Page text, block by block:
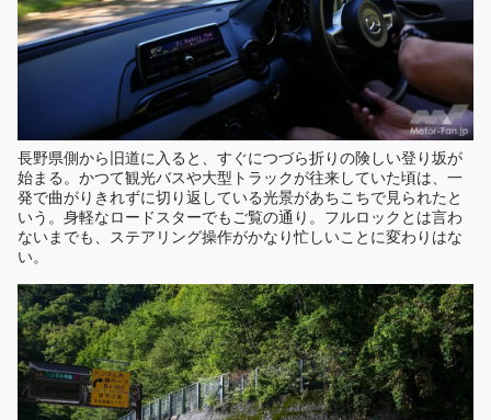
長野県側から旧道に入ると、すぐにつづら折りの険しい登り坂が
始まる。かつて観光バスや大型トラックが往来していた頃は、一
発で曲がりきれずに切り返している光景があちこちで見られたと
いう。身軽なロードスターでもご覧の通り。フルロックとは言わ
ないまでも、ステアリング操作がかなり忙しいことに変わりはな
い。